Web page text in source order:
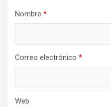
Nombre *
Correo electrónico *
Web